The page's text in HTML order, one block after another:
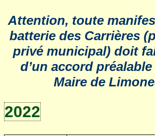
Attention, toute
batterie des Carrières
privé municipal) doit
d’un accord
Maire de
2022